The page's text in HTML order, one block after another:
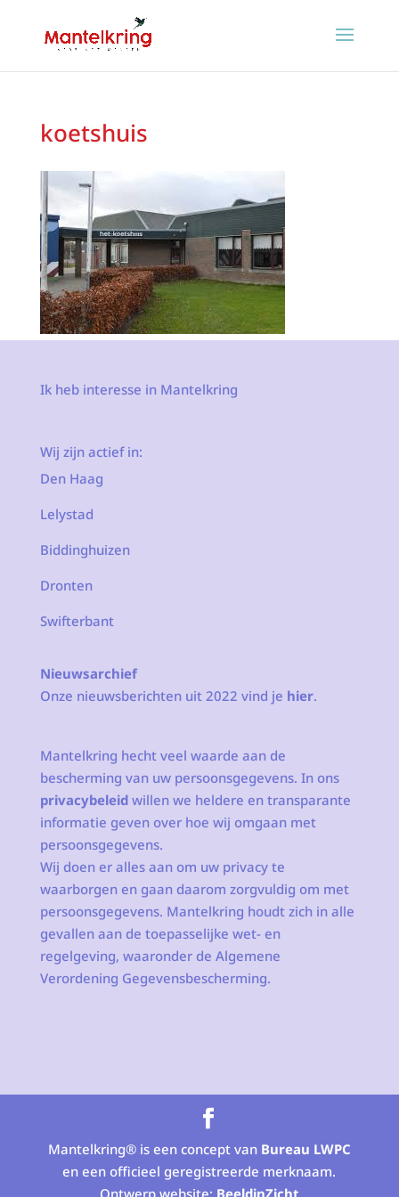
koetshuis
Ik heb interesse in Mantelkring
Wij zijn actief in:
Den Haag
Lelystad
Biddinghuizen
Dronten
Swifterbant
Nieuwsarchief
Onze nieuwsberichten uit 2022 vind je hier.
Mantelkring hecht veel waarde aan de
bescherming van uw persoonsgegevens. In ons
privacybeleidwillen we heldere en transparante
informatie geven over hoe wij omgaan met
persoonsgegevens.
Wij doen er alles aan om uw privacy te
waarborgen en gaan daarom zorgvuldig om met
persoonsgegevens. Mantelkring houdt zich in alle
gevallen aan de toepasselijke wet- en
regelgeving, waaronder de Algemene
Verordening Gegevensbescherming.
Mantelkring® is een concept van Bureau LWPC
en een officieel geregistreerde merknaam.
Ontwerp website: BeeldinZicht